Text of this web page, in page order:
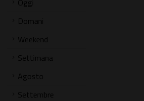
Oggi
Domani
Weekend
Settimana
Agosto
Settembre